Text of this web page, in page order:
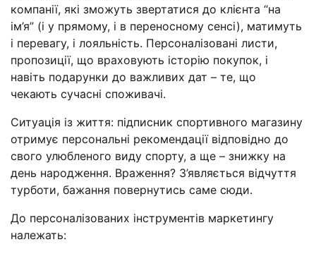
компанії, які зможуть звертатися до клієнта “на
ім’я” (і у прямому, і в переносному сенсі), матимуть
і перевагу, і лояльність. Персоналізовані листи,
пропозиції, що враховують історію покупок, і
навіть подарунки до важливих дат – те, що
чекають сучасні споживачі.
Ситуація із життя: підписник спортивного магазину
отримує персональні рекомендації відповідно до
свого улюбленого виду спорту, а ще – знижку на
день народження. Враження? З’являється відчуття
турботи, бажання повернутись саме сюди.
До персоналізованих інструментів маркетингу
належать: